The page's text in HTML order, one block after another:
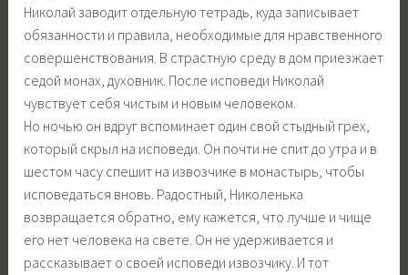
Николай заводит отдельную тетрадь, куда записывает
обязанности и правила, необходимые для нравственного
совершенствования. В страстную среду в дом приезжает
седой монах, духовник. После исповеди Николай
чувствует себя чистым и новым человеком.
Но ночью он вдруг вспоминает один свой стыдный грех,
который скрыл на исповеди. Он почти не спит до утра и в
шестом часу спешит на извозчике в монастырь, чтобы
исповедаться вновь. Радостный, Николенька
возвращается обратно, ему кажется, что лучше и чище
его нет человека на свете. Он не удерживается и
рассказывает о своей исповеди извозчику. И тот